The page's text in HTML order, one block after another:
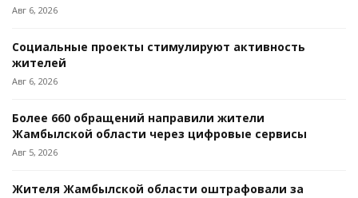
Авг 6, 2026
Социальные проекты стимулируют активность
жителей
Авг 6, 2026
Более 660 обращений направили жители
Жамбылской области через цифровые сервисы
Авг 5, 2026
Жителя Жамбылской области оштрафовали за